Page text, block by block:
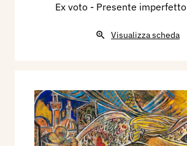
Ex voto - Presente imperfetto
Visualizza scheda